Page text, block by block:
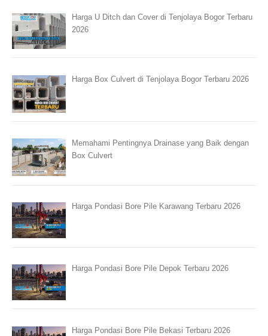
Harga U Ditch dan Cover di Tenjolaya Bogor Terbaru
2026
Harga Box Culvert di Tenjolaya Bogor Terbaru 2026
Memahami Pentingnya Drainase yang Baik dengan
Box Culvert
Harga Pondasi Bore Pile Karawang Terbaru 2026
Harga Pondasi Bore Pile Depok Terbaru 2026
Harga Pondasi Bore Pile Bekasi Terbaru 2026